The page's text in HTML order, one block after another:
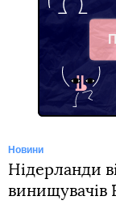
Новини
Нідерланди
винищувачів